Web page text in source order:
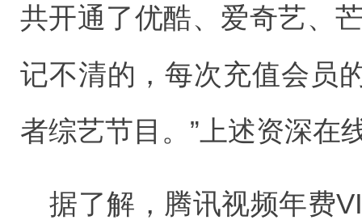
共开通了优酷、爱奇艺、
记不清的，每次充值会员
者综艺节目。”上述资深在
据了解，腾讯视频年费